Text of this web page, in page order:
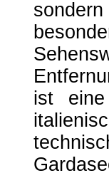
ist